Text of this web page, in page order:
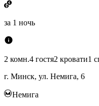
за 1 ночь
2 комн.4 гостя2 кровати1
г. Минск, ул. Немига, 6
Немига